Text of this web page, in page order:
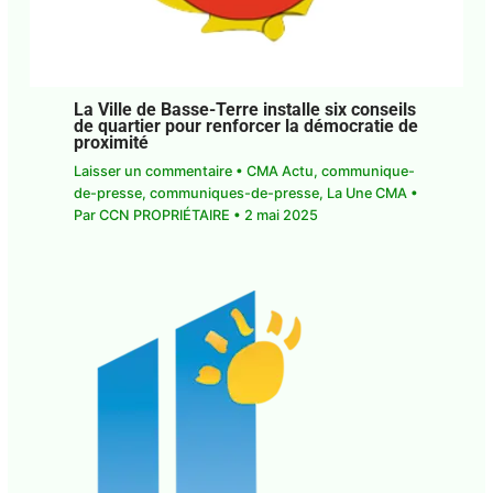
La Ville de Basse-Terre installe six conseils
de quartier pour renforcer la démocratie de
proximité
Laisser un commentaire • CMA Actu, communique-
de-presse, communiques-de-presse, La Une CMA•
Par CCN PROPRIÉTAIRE • 2 mai 2025